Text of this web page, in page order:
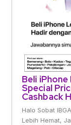
Beli
Special
Cashback
Halo Sobat
Lebih Hemat,